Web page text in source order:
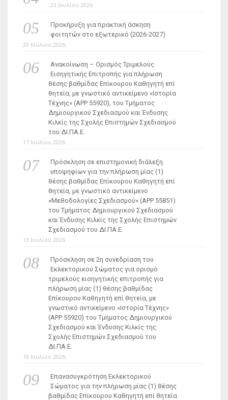
23 Ιουλίου 2026
Προκήρυξη για πρακτική άσκηση
φοιτητών στο εξωτερικό (2026-2027)
20 Ιουλίου 2026
Ανακοίνωση – Ορισμός Τριμελούς
Εισηγητικής Επιτροπής για πλήρωση
θέσης βαθμίδας Επίκουρου Καθηγητή επί
θητεία, με γνωστικό αντικείμενο «Ιστορία
Τέχνης» (ΑΡΡ 55920), του Τμήματος
Δημιουργικού Σχεδιασμού και Ένδυσης
Κιλκίς της Σχολής Επιστημών Σχεδιασμού
του ΔΙ.ΠΑ.Ε.
17 Ιουλίου 2026
Πρόσκληση σε επιστημονική διάλεξη
υποψηφίων για την πλήρωση μίας (1)
θέσης βαθμίδας Επίκουρου Καθηγητή επί
θητεία, με γνωστικό αντικείμενο
«Μεθοδολογίες Σχεδιασμού» (ΑΡΡ 55851)
του Τμήματος Δημιουργικού Σχεδιασμού
και Ένδυσης Κιλκίς της Σχολής Επιστημών
Σχεδιασμού του ΔΙ.ΠΑ.Ε.
13 Ιουλίου 2026
Πρόσκληση σε 2η συνεδρίαση του
Εκλεκτορικού Σώματος για ορισμό
τριμελούς εισηγητικής επιτροπής για
πλήρωση μίας (1) θέσης βαθμίδας
Επίκουρου Καθηγητή επί θητεία, με
γνωστικό αντικείμενο «Ιστορία Τέχνης»
(ΑΡΡ 55920) του Τμήματος Δημιουργικού
Σχεδιασμού και Ένδυσης Κιλκίς της
Σχολής Επιστημών Σχεδιασμού του
ΔΙ.ΠΑ.Ε.
10 Ιουλίου 2026
Επανασυγκρότηση Εκλεκτορικού
Σώματος για την πλήρωση μίας (1) θέσης
βαθμίδας Επίκουρου Καθηγητή επί θητεία